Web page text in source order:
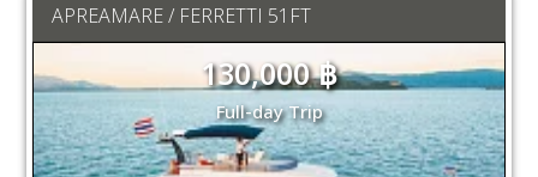
APREAMARE / FERRETTI 51FT
130,000 ฿
Full-day Trip